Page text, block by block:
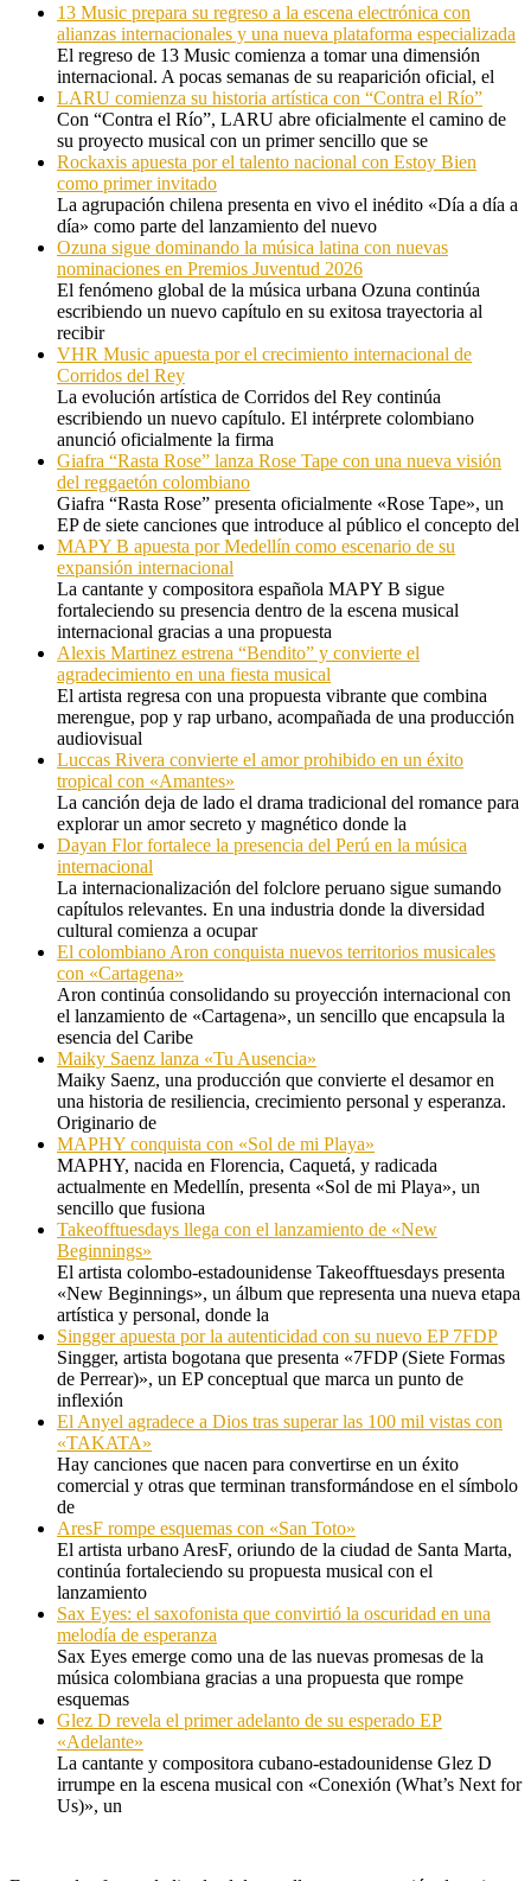
13 Music prepara su regreso a la escena electrónica con
alianzas internacionales y una nueva plataforma especializada
El regreso de 13 Music comienza a tomar una dimensión
internacional. A pocas semanas de su reaparición oficial, el
LARU comienza su historia artística con “Contra el Río”
Con “Contra el Río”, LARU abre oficialmente el camino de
su proyecto musical con un primer sencillo que se
Rockaxis apuesta por el talento nacional con Estoy Bien
como primer invitado
La agrupación chilena presenta en vivo el inédito «Día a día a
día» como parte del lanzamiento del nuevo
Ozuna sigue dominando la música latina con nuevas
nominaciones en Premios Juventud 2026
El fenómeno global de la música urbana Ozuna continúa
escribiendo un nuevo capítulo en su exitosa trayectoria al
recibir
VHR Music apuesta por el crecimiento internacional de
Corridos del Rey
La evolución artística de Corridos del Rey continúa
escribiendo un nuevo capítulo. El intérprete colombiano
anunció oficialmente la firma
Giafra “Rasta Rose” lanza Rose Tape con una nueva visión
del reggaetón colombiano
Giafra “Rasta Rose” presenta oficialmente «Rose Tape», un
EP de siete canciones que introduce al público el concepto del
MAPY B apuesta por Medellín como escenario de su
expansión internacional
La cantante y compositora española MAPY B sigue
fortaleciendo su presencia dentro de la escena musical
internacional gracias a una propuesta
Alexis Martinez estrena “Bendito” y convierte el
agradecimiento en una fiesta musical
El artista regresa con una propuesta vibrante que combina
merengue, pop y rap urbano, acompañada de una producción
audiovisual
Luccas Rivera convierte el amor prohibido en un éxito
tropical con «Amantes»
La canción deja de lado el drama tradicional del romance para
explorar un amor secreto y magnético donde la
Dayan Flor fortalece la presencia del Perú en la música
internacional
La internacionalización del folclore peruano sigue sumando
capítulos relevantes. En una industria donde la diversidad
cultural comienza a ocupar
El colombiano Aron conquista nuevos territorios musicales
con «Cartagena»
Aron continúa consolidando su proyección internacional con
el lanzamiento de «Cartagena», un sencillo que encapsula la
esencia del Caribe
Maiky Saenz lanza «Tu Ausencia»
Maiky Saenz, una producción que convierte el desamor en
una historia de resiliencia, crecimiento personal y esperanza.
Originario de
MAPHY conquista con «Sol de mi Playa»
MAPHY, nacida en Florencia, Caquetá, y radicada
actualmente en Medellín, presenta «Sol de mi Playa», un
sencillo que fusiona
Takeofftuesdays llega con el lanzamiento de «New
Beginnings»
El artista colombo-estadounidense Takeofftuesdays presenta
«New Beginnings», un álbum que representa una nueva etapa
artística y personal, donde la
Singger apuesta por la autenticidad con su nuevo EP 7FDP
Singger, artista bogotana que presenta «7FDP (Siete Formas
de Perrear)», un EP conceptual que marca un punto de
inflexión
El Anyel agradece a Dios tras superar las 100 mil vistas con
«TAKATA»
Hay canciones que nacen para convertirse en un éxito
comercial y otras que terminan transformándose en el símbolo
de
AresF rompe esquemas con «San Toto»
El artista urbano AresF, oriundo de la ciudad de Santa Marta,
continúa fortaleciendo su propuesta musical con el
lanzamiento
Sax Eyes: el saxofonista que convirtió la oscuridad en una
melodía de esperanza
Sax Eyes emerge como una de las nuevas promesas de la
música colombiana gracias a una propuesta que rompe
esquemas
Glez D revela el primer adelanto de su esperado EP
«Adelante»
La cantante y compositora cubano-estadounidense Glez D
irrumpe en la escena musical con «Conexión (What’s Next for
Us)», un